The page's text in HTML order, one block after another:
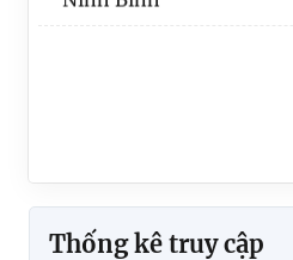
Thống kê truy cập